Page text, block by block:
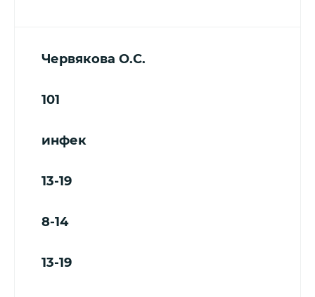
Червякова О.С.
101
инфек
13-19
8-14
13-19